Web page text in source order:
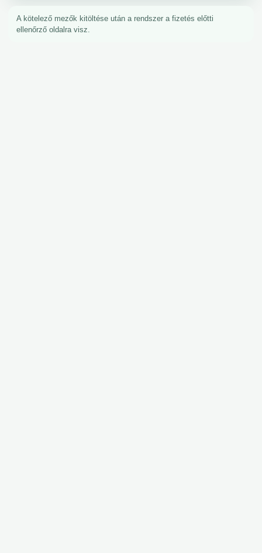
A kötelező mezők kitöltése után a rendszer a fizetés előtti
ellenőrző oldalra visz.